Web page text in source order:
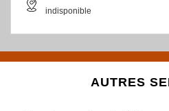
indisponible
AUTRES